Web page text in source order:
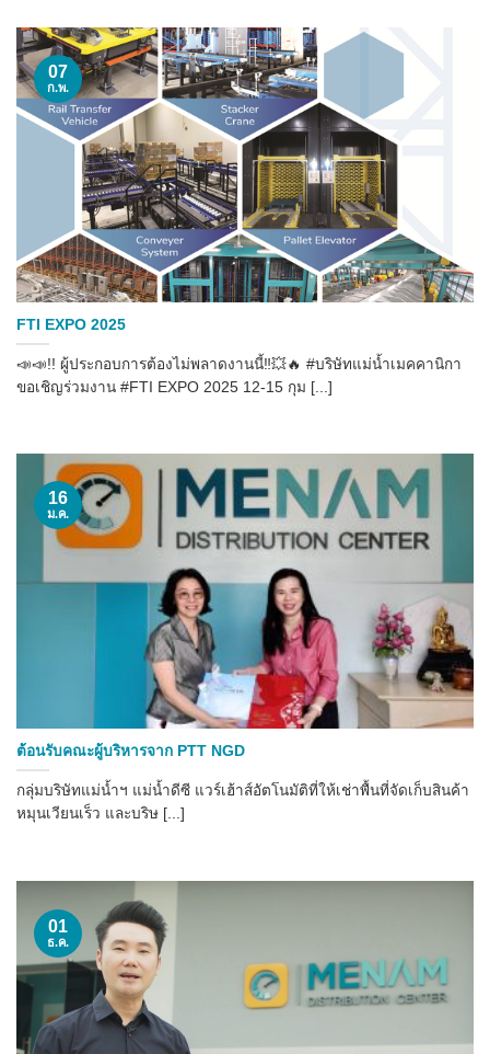
FTI EXPO 2025
📣📣!! ผู้ประกอบการต้องไม่พลาดงานนี้‼️💥🔥 #บริษัทแม่น้ำเมคคานิกา
ขอเชิญร่วมงาน #FTI EXPO 2025 12-15 กุม [...]
07
ก.พ.
ต้อนรับคณะผู้บริหารจาก PTT NGD
กลุ่มบริษัทแม่น้ำฯ แม่น้ำดีซี แวร์เฮ้าส์อัตโนมัติที่ให้เช่าพื้นที่จัดเก็บสินค้า
หมุนเวียนเร็ว และบริษ [...]
16
ม.ค.
01
ธ.ค.